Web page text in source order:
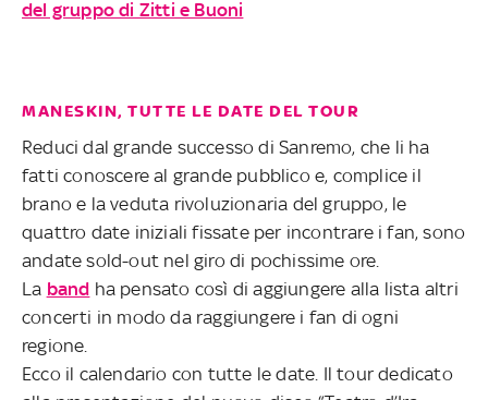
del gruppo di Zitti e Buoni
MANESKIN, TUTTE LE DATE DEL TOUR
Reduci dal grande successo di Sanremo, che li ha
fatti conoscere al grande pubblico e, complice il
brano e la veduta rivoluzionaria del gruppo, le
quattro date iniziali fissate per incontrare i fan, sono
andate sold-out nel giro di pochissime ore.
La band ha pensato così di aggiungere alla lista altri
concerti in modo da raggiungere i fan di ogni
regione.
Ecco il calendario con tutte le date. Il tour dedicato